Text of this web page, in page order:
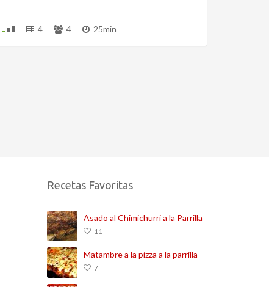
4 4 25min
Recetas Favoritas
Asado al Chimichurri a la Parrilla
11
Matambre a la pizza a la parrilla
7